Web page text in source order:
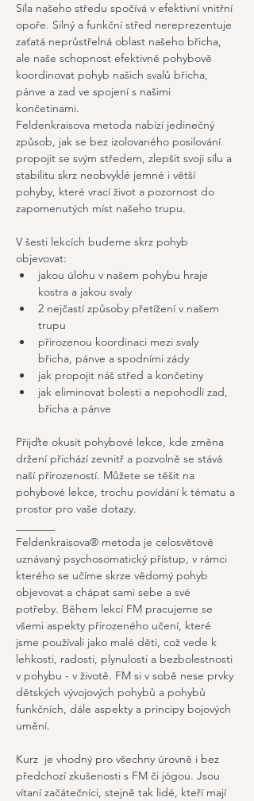
Síla našeho středu spočívá v efektivní vnitřní
opoře. Silný a funkční střed nereprezentuje
zaťatá neprůstřelná oblast našeho břicha,
ale naše schopnost efektivně pohybově
koordinovat pohyb našich svalů břicha,
pánve a zad ve spojení s našimi
končetinami.
Feldenkraisova metoda nabízí jedinečný
způsob, jak se bez izolovaného posilování
propojit se svým středem, zlepšit svoji sílu a
stabilitu skrz neobvyklé jemné i větší
pohyby, které vrací život a pozornost do
zapomenutých míst našeho trupu.
V šesti lekcích budeme skrz pohyb
objevovat:
jakou úlohu v našem pohybu hraje
kostra a jakou svaly
2 nejčastí způsoby přetížení v našem
trupu
přirozenou koordinaci mezi svaly
břicha, pánve a spodními zády
jak propojit náš střed a končetiny
jak eliminovat bolesti a nepohodlí zad,
břicha a pánve
Přijďte okusit pohybové lekce, kde změna
držení přichází zevnitř a pozvolně se stává
naší přirozeností. Můžete se těšit na
pohybové lekce, trochu povídání k tématu a
prostor pro vaše dotazy.
Feldenkraisova® metoda je celosvětově
uznávaný psychosomatický přístup, v rámci
kterého se učíme skrze vědomý pohyb
objevovat a chápat sami sebe a své
potřeby. Během lekcí FM pracujeme se
všemi aspekty přirozeného učení, které
jsme používali jako malé děti, což vede k
lehkosti, radosti, plynulosti a bezbolestnosti
v pohybu - v životě. FM si v sobě nese prvky
dětských vývojových pohybů a pohybů
funkčních, dále aspekty a principy bojových
umění.
Kurz  je vhodný pro všechny úrovně i bez
předchozí zkušenosti s FM či jógou. Jsou
vítaní začátečníci, stejně tak lidé, kteří mají